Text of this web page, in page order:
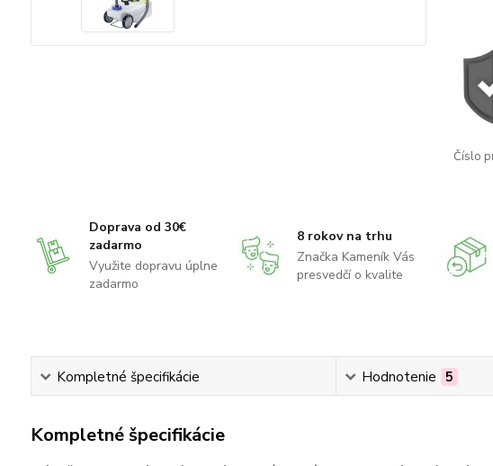
Číslo
Doprava od 30€
zadarmo
Využite dopravu úplne
zadarmo
8 rokov na trhu
Značka Kameník Vás
presvedčí o kvalite
Kompletné špecifikácie Hodnotenie 5
Kompletné špecifikácie